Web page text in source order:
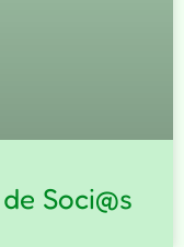
Soci@s